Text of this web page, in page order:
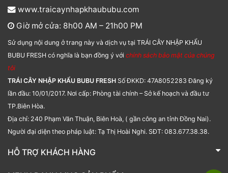
www.traicaynhapkhaububu.com
Giờ mở cửa: 8h00 AM – 21h00 PM
Sử dụng nội dung ở trang này và dịch vụ tại TRÁI CÂY NHẬP KHẨU
BUBU FRESH có nghĩa là bạn đồng ý với chính sách bảo mật của chúng
tôi
TRÁI CÂY NHẬP KHẨU BUBU FRESH Số ĐKKD: 47A8052283 Đăng ký
lần đầu: 10/01/2017. Nơi cấp: Phòng tài chính – Sở kế hoạch và đầu tư
TP.Biên Hòa.
Địa chỉ: 240 Phạm Văn Thuận, Biên Hoà, ( gần công an tỉnh Đồng Nai).
Người đại diện theo pháp luật: Tạ Thị Hoài Nghi. SĐT: 083.677.38.38.
HỖ TRỢ KHÁCH HÀNG